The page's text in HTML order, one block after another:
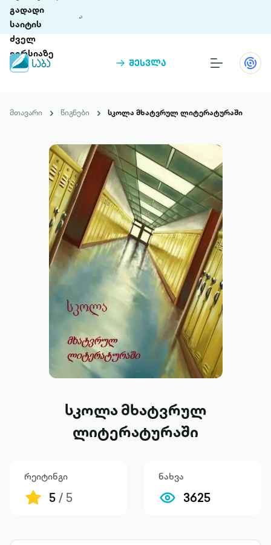
გადადი
საიტის
ძველ
ვერსიაზე
შესვლა
თინეთი 9 ციფრულ პლატფორმასა და 5
ჩვენ შესახებ
პაკეტები
მთავარი წიგნები სკოლა მხატვრულ ლიტერატურაში
სკოლა მხატვრულ
ლიტერატურაში
რეიტინგი
5/ 5
ნახვა
3625